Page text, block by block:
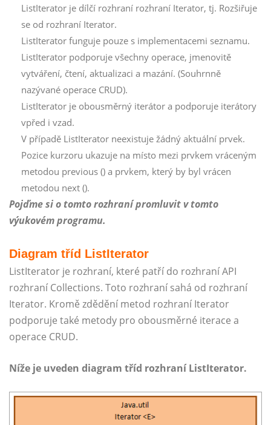
ListIterator je dílčí rozhraní rozhraní Iterator, tj. Rozšiřuje
se od rozhraní Iterator.
ListIterator funguje pouze s implementacemi seznamu.
ListIterator podporuje všechny operace, jmenovitě
vytváření, čtení, aktualizaci a mazání. (Souhrnně
nazývané operace CRUD).
ListIterator je obousměrný iterátor a podporuje iterátory
vpřed i vzad.
V případě ListIterator neexistuje žádný aktuální prvek.
Pozice kurzoru ukazuje na místo mezi prvkem vráceným
metodou previous () a prvkem, který by byl vrácen
metodou next ().
Pojďme si o tomto rozhraní promluvit v tomto
výukovém programu.
Diagram tříd ListIterator
ListIterator je rozhraní, které patří do rozhraní API
rozhraní Collections. Toto rozhraní sahá od rozhraní
Iterator. Kromě zdědění metod rozhraní Iterator
podporuje také metody pro obousměrné iterace a
operace CRUD.
Níže je uveden diagram tříd rozhraní ListIterator.